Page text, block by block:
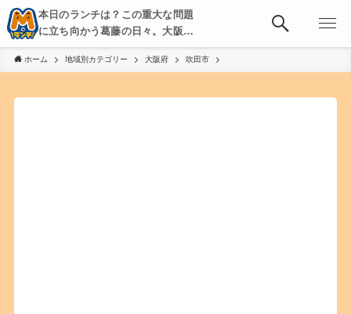
本日のランチは？この重大な問題
に立ち向かう葛藤の日々。大阪・
京都・神戸を中心とした食べ歩
き、飲み歩きを綴る。
ホーム 地域別カテゴリー 大阪府 吹田市